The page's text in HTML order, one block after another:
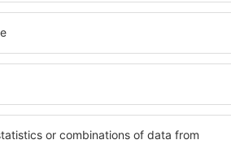
meg időt és
Repülő+Hotel
n!